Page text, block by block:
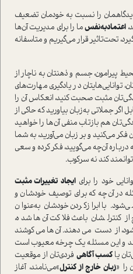
دیدگاهمان را نسبت‌ به‌ خودمان تضعیف
اعتماد‌به‌نفسما را برای مدیریت آن‌ها
تحت‌تاثیر قرار می‌گیریم و متاسفانه
پیرامون، جسم و ذهنتان به ناچار از
توانایی‌هایتان در یادگیری مهارت‌های
مثبت صحبت کنید، انعکاس آن را
اگر جملاتی به‌زبان بیاورید که حاکی از
هم بازتاب منفی آن‌ها را خواهید
فکر می‌کنید و بر زبان می‌آورید، به شما
درباره آن‌چه می‌گویید، فکر کرده و سعی
کند نه سرکوب.
خود را برایایجاد تغییرات مثبت
در آن‌چه که برای توصیف خودشان و
با ابراز‌کردن خودشان به‌عنوان
از کنترلشان باعث فلاکت آن‌ها شده،
از دست می‌دهند. آن‌ها می‌کوشند
و این مسئله‌ یک چرخه معیوب ا‌ست
یاکسب آگاهی فردی‌تان از موقعیت
را «زبان خارج از کنترل»می‌نامند، آغاز